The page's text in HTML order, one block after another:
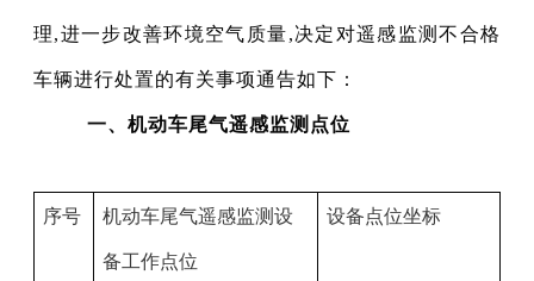
理,进一步改善环境空气质量,决定对遥感监测不合格
车辆进行处置的有关事项通告如下：
一、机动车尾气遥感监测点位
序号 机动车尾气遥感监测设
备工作点位
设备点位坐标